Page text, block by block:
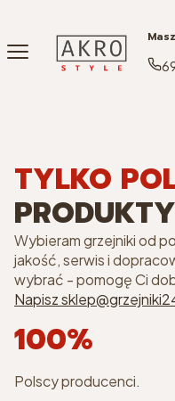
Menu
TYLKO
PRODUKTY
Wybieram grzejniki od
jakość, serwis i
wybrać - pomogę Ci
Napisz
100%
Polscy producenci.